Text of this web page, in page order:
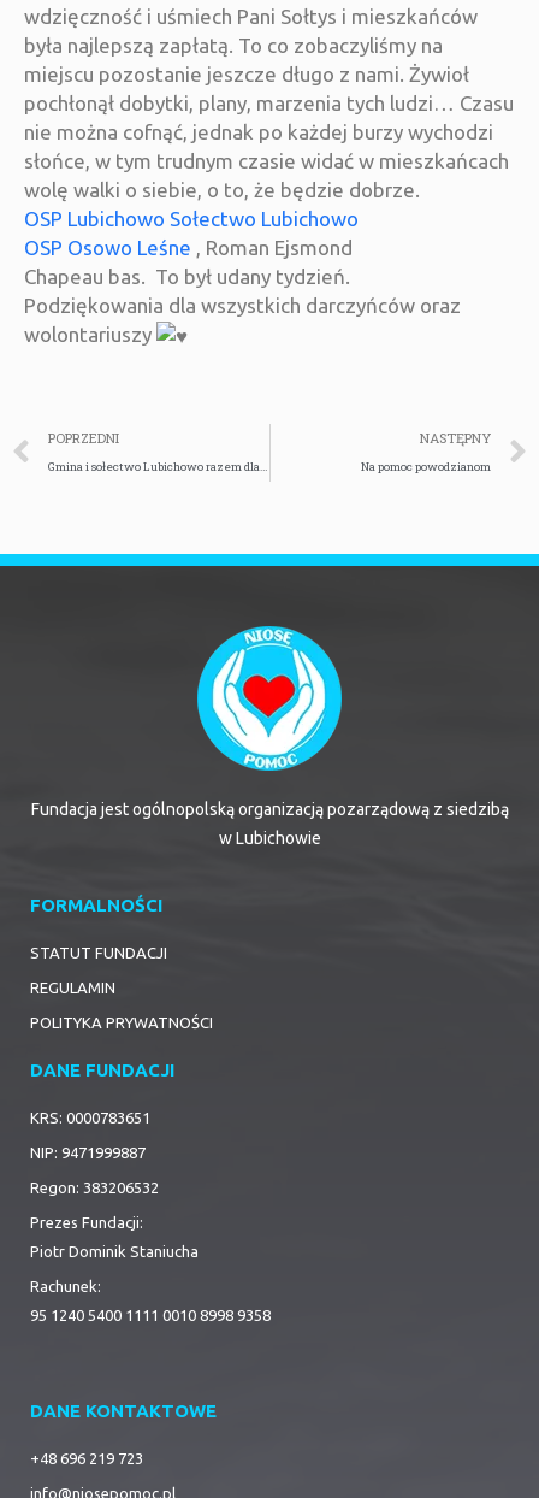
wdzięczność i uśmiech Pani Sołtys i mieszkańców
była najlepszą zapłatą. To co zobaczyliśmy na
miejscu pozostanie jeszcze długo z nami. Żywioł
pochłonął dobytki, plany, marzenia tych ludzi… Czasu
nie można cofnąć, jednak po każdej burzy wychodzi
słońce, w tym trudnym czasie widać w mieszkańcach
wolę walki o siebie, o to, że będzie dobrze.
OSP Lubichowo Sołectwo Lubichowo
OSP Osowo Leśne , Roman Ejsmond
Chapeau bas. To był udany tydzień.
Podziękowania dla wszystkich darczyńców oraz
wolontariuszy
POPRZEDNI
Gmina i sołectwo Lubichowo razem dla powodzian
NASTĘPNY
Na pomoc powodzianom
Fundacja jest ogólnopolską organizacją pozarządową z siedzibą
w Lubichowie
FORMALNOŚCI
STATUT FUNDACJI
REGULAMIN
POLITYKA PRYWATNOŚCI
DANE FUNDACJI
KRS: 0000783651
NIP: 9471999887
Regon: 383206532
Prezes Fundacji:
Piotr Dominik Staniucha
Rachunek:
95 1240 5400 1111 0010 8998 9358
DANE KONTAKTOWE
+48 696 219 723
info@niosepomoc.pl